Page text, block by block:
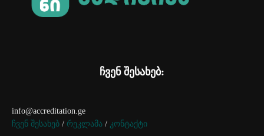
ჩვენ შესახებ:
info@accreditation.ge
ჩვენ შესახებ / რეკლამა / კონტაქტი